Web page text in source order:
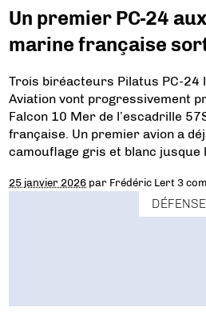
Un premier PC-24
marine française
Trois biréacteurs Pilatus PC-24
Aviation vont progressivement
Falcon 10 Mer de l’escadrille
française. Un premier avion a
camouflage gris et blanc jusque
25 janvier 2026 par Frédéric Lert 3
DÉFENSE